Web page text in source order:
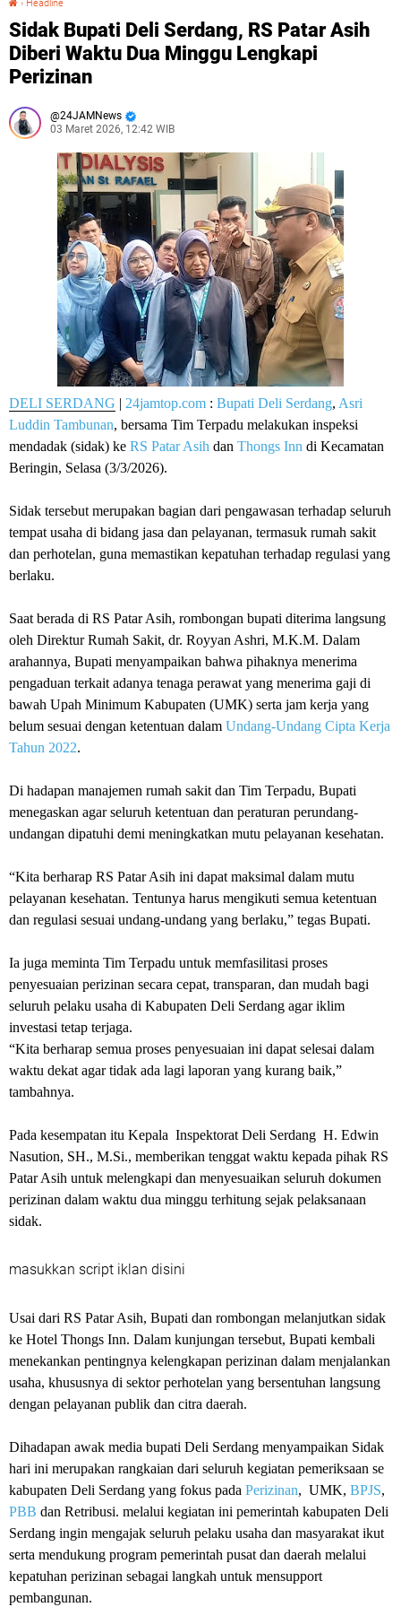
› Headline
Sidak Bupati Deli Serdang, RS Patar Asih
Diberi Waktu Dua Minggu Lengkapi
Perizinan
24JAMNews
03 Maret 2026, 12:42 WIB
DELI SERDANG | 24jamtop.com : Bupati Deli Serdang, Asri
Luddin Tambunan, bersama Tim Terpadu melakukan inspeksi
mendadak (sidak) ke RS Patar Asih dan Thongs Inn di Kecamatan
Beringin, Selasa (3/3/2026).
‎Sidak tersebut merupakan bagian dari pengawasan terhadap seluruh
tempat usaha di bidang jasa dan pelayanan, termasuk rumah sakit
dan perhotelan, guna memastikan kepatuhan terhadap regulasi yang
berlaku.
‎Saat berada di RS Patar Asih, rombongan bupati diterima langsung
oleh Direktur Rumah Sakit, dr. Royyan Ashri, M.K.M. Dalam
arahannya, Bupati menyampaikan bahwa pihaknya menerima
pengaduan terkait adanya tenaga perawat yang menerima gaji di
bawah Upah Minimum Kabupaten (UMK) serta jam kerja yang
belum sesuai dengan ketentuan dalam Undang-Undang Cipta Kerja
Tahun 2022.
‎Di hadapan manajemen rumah sakit dan Tim Terpadu, Bupati
menegaskan agar seluruh ketentuan dan peraturan perundang-
undangan dipatuhi demi meningkatkan mutu pelayanan kesehatan.
‎“Kita berharap RS Patar Asih ini dapat maksimal dalam mutu
pelayanan kesehatan. Tentunya harus mengikuti semua ketentuan
dan regulasi sesuai undang-undang yang berlaku,” tegas Bupati.
‎Ia juga meminta Tim Terpadu untuk memfasilitasi proses
penyesuaian perizinan secara cepat, transparan, dan mudah bagi
seluruh pelaku usaha di Kabupaten Deli Serdang agar iklim
investasi tetap terjaga.
‎“Kita berharap semua proses penyesuaian ini dapat selesai dalam
waktu dekat agar tidak ada lagi laporan yang kurang baik,”
tambahnya.
‎Pada kesempatan itu Kepala Inspektorat Deli Serdang H. Edwin
Nasution, SH., M.Si., memberikan tenggat waktu kepada pihak RS
Patar Asih untuk melengkapi dan menyesuaikan seluruh dokumen
perizinan dalam waktu dua minggu terhitung sejak pelaksanaan
sidak.
masukkan script iklan disini
‎Usai dari RS Patar Asih, Bupati dan rombongan melanjutkan sidak
ke Hotel Thongs Inn. Dalam kunjungan tersebut, Bupati kembali
menekankan pentingnya kelengkapan perizinan dalam menjalankan
usaha, khususnya di sektor perhotelan yang bersentuhan langsung
dengan pelayanan publik dan citra daerah.
‎Dihadapan awak media bupati Deli Serdang menyampaikan Sidak
hari ini merupakan rangkaian dari seluruh kegiatan pemeriksaan se
kabupaten Deli Serdang yang fokus pada Perizinan, UMK, BPJS,
PBB dan Retribusi. melalui kegiatan ini pemerintah kabupaten Deli
Serdang ingin mengajak seluruh pelaku usaha dan masyarakat ikut
serta mendukung program pemerintah pusat dan daerah melalui
kepatuhan perizinan sebagai langkah untuk mensupport
pembangunan.